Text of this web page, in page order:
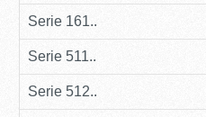
Serie 161..
Serie 511..
Serie 512..